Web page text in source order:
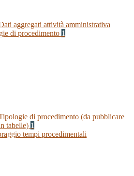
aggregati attività amministrativa
di procedimento 1
di procedimento (da pubblicare
tabelle) 1
tempi procedimentali